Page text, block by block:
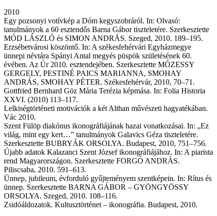
2010
Egy pozsonyi votívkép a Dóm kegyszobráról. In: Olvasó:
tanulmányok a 60 esztendős Barna Gábor tiszteletére. Szerkesztette
MÓD LÁSZLÓ és SIMON ANDRÁS. Szeged, 2010. 189–195.
Erzsébetvárosi köszöntő. In: A székesfehérvári Egyházmegye
ünnepi névtára Spányi Antal megyés püspök születésének 60.
évében. Az Úr 2010. esztendejében. Szerkesztette MÓZESSY
GERGELY, PESTINÉ PAICS MARIANNA, SMOHAY
ANDRÁS, SMOHAY PÉTER. Székesfehérvár, 2010, 70–71.
Gottfried Bernhard Göz Mária Terézia képmása. In: Folia Historia
XXVI. (2010) 113–117.
Lelkiségtörténeti motivációk a két Althan művészeti hagyatékában.
Vác 2010.
Szent Fülöp diakónus ikonográfiájának hazai vonatkozásai. In: „Ez
világ, mint egy kert…” tanulmányok Galavics Géza tiszteletére.
Szerkesztette BUBRYÁK ORSOLYA. Budapest, 2010, 751–756.
Újabb adatok Kalazanci Szent József ikonográfiájához. In: A piarista
rend Magyarországon. Szerkesztette FORGÓ ANDRÁS.
Piliscsaba, 2010. 591–613.
Ünnep, jubileum, évforduló gyűjteményem szentképein. In: Rítus és
ünnep. Szerkesztette BARNA GÁBOR – GYÖNGYÖSSY
ORSOLYA. Szeged, 2010. 108–116.
Zsidóáldozatok. Kultusztörténet – ikonográfia. Budapest, 2010.